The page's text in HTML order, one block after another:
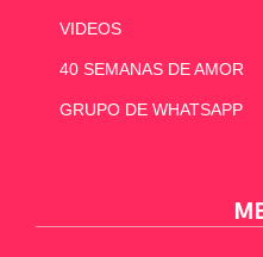
VIDEOS
40 SEMANAS DE AMOR
GRUPO DE WHATSAPP